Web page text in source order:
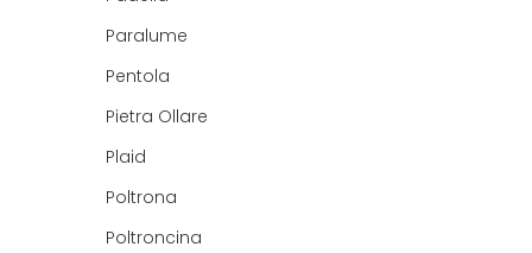
Paralume
Pentola
Pietra Ollare
Plaid
Poltrona
Poltroncina